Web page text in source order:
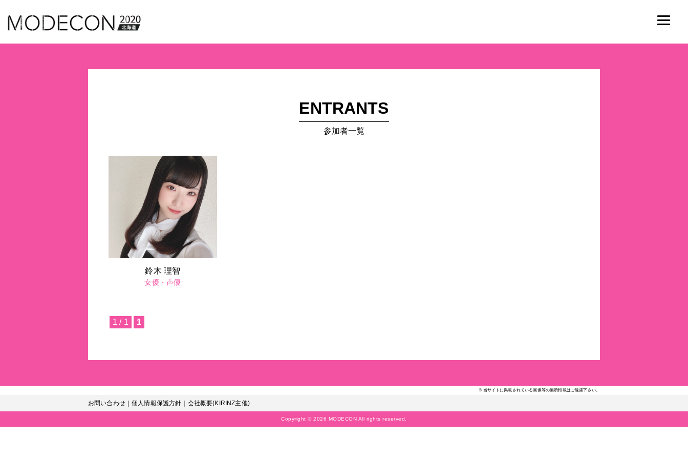
ENTRANTS
参加者一覧
鈴木 理智
女優・声優
1 / 1 1
※当サイトに掲載されている画像等の無断転載はご遠慮下さい。
お問い合わせ｜個人情報保護方針 会社概要(KIRINZ主催)
Copyright © 2026 MODECON All rights reserved.